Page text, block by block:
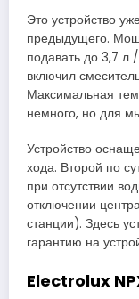
Это устройство
предыдущего.
подавать до 3,7 л
включил
Максимальная
немного, но для
Устройство
хода. Второй по
при отсутствии
отключении
станции). Здесь
гарантию на
Electrolux